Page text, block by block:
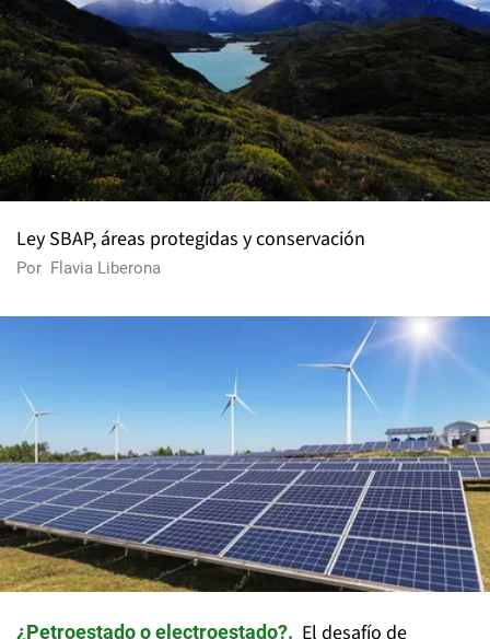
Ley SBAP, áreas protegidas y conservación
Por Flavia Liberona
¿Petroestado o electroestado?
El desafío de